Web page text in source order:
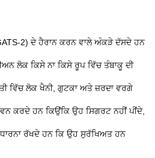
2) ਦੇ ਹੈਰਾਨ ਕਰਨ ਵਾਲੇ ਅੰਕੜੇ ਦੱਸਦੇ ਹਨ
ਲੋਕ ਕਿਸੇ ਨਾ ਕਿਸੇ ਰੂਪ ਵਿੱਚ ਤੰਬਾਕੂ ਦੀ
ਵਿੱਚ ਲੋਕ ਖੈਨੀ, ਗੁਟਕਾ ਅਤੇ ਜ਼ਰਦਾ ਵਰਗੇ
ਕਰਦੇ ਹਨ ਕਿਉਂਕਿ ਉਹ ਸਿਗਰਟ ਨਹੀਂ ਪੀਂਦੇ,
ਰੱਖਦੇ ਹਨ ਕਿ ਉਹ ਸੁਰੱਖਿਅਤ ਹਨ